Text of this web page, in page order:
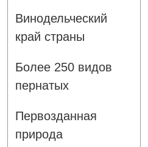
Винодельческий
край страны
Более 250 видов
пернатых
Первозданная
природа